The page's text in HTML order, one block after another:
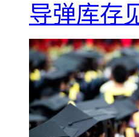
导弹库存